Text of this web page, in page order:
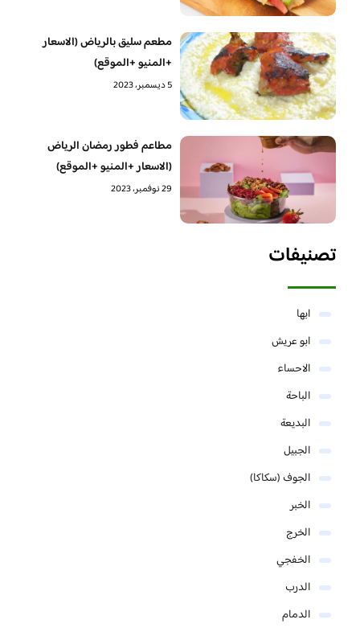
مطعم سليق بالرياض (الاسعار
+المنيو +الموقع)
5 ديسمبر، 2023
مطاعم فطور رمضان الرياض
(الاسعار +المنيو +الموقع)
29 نوفمبر، 2023
تصنيفات
ابها
ابو عريش
الاحساء
الباحة
البديعة
الجبيل
الجوف (سكاكا)
الخبر
الخرج
الخفجي
الدرب
الدمام